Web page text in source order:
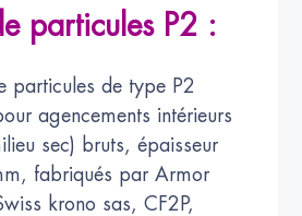
particules P2 :
particules de type P2
agencements intérieurs
sec) bruts, épaisseur
fabriqués par Armor
krono sas, CF2P,